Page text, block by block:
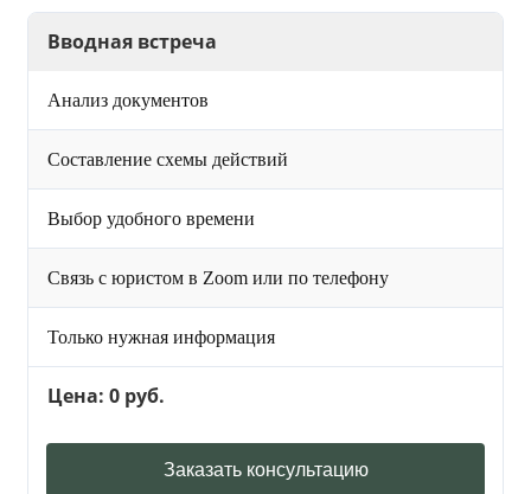
Вводная встреча
Анализ документов
Составление схемы действий
Выбор удобного времени
Связь с юристом в Zoom или по телефону
Только нужная информация
Цена: 0 руб.
Заказать консультацию